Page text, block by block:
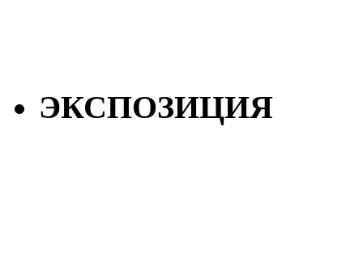
ЭКСПОЗИЦИЯ